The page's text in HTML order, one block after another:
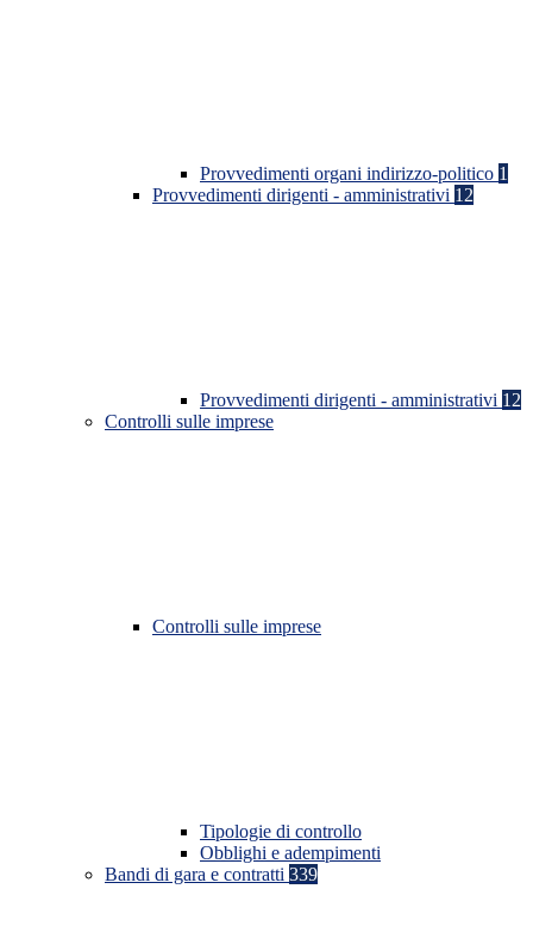
Provvedimenti organi indirizzo-politico 1
Provvedimenti dirigenti - amministrativi 12
Provvedimenti dirigenti - amministrativi 12
Controlli sulle imprese
Controlli sulle imprese
Tipologie di controllo
Obblighi e adempimenti
Bandi di gara e contratti 339